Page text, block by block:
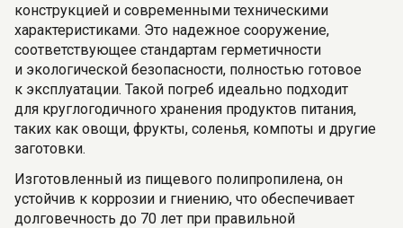
конструкцией и современными техническими
характеристиками. Это надежное сооружение,
соответствующее стандартам герметичности
и экологической безопасности, полностью готовое
к эксплуатации. Такой погреб идеально подходит
для круглогодичного хранения продуктов питания,
таких как овощи, фрукты, соленья, компоты и другие
заготовки.
Изготовленный из пищевого полипропилена, он
устойчив к коррозии и гниению, что обеспечивает
долговечность до 70 лет при правильной